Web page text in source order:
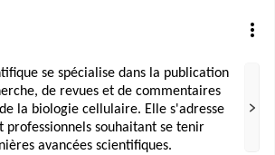
se spécialise dans la publication
de revues et de commentaires
la biologie cellulaire. Elle s'adresse
professionnels souhaitant se tenir
avancées scientifiques.